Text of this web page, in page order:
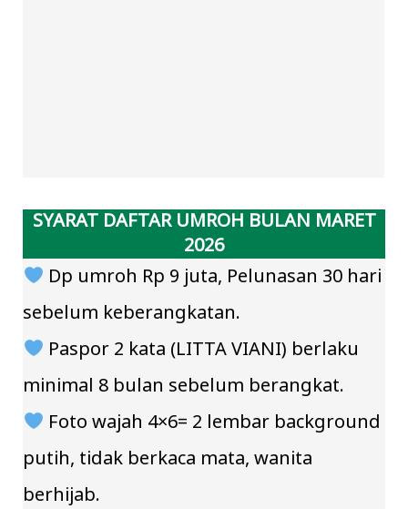
SYARAT DAFTAR UMROH BULAN MARET
2026
Dp umroh Rp 9 juta, Pelunasan 30 hari
sebelum keberangkatan.
Paspor 2 kata (LITTA VIANI) berlaku
minimal 8 bulan sebelum berangkat.
Foto wajah 4×6= 2 lembar background
putih, tidak berkaca mata, wanita
berhijab.